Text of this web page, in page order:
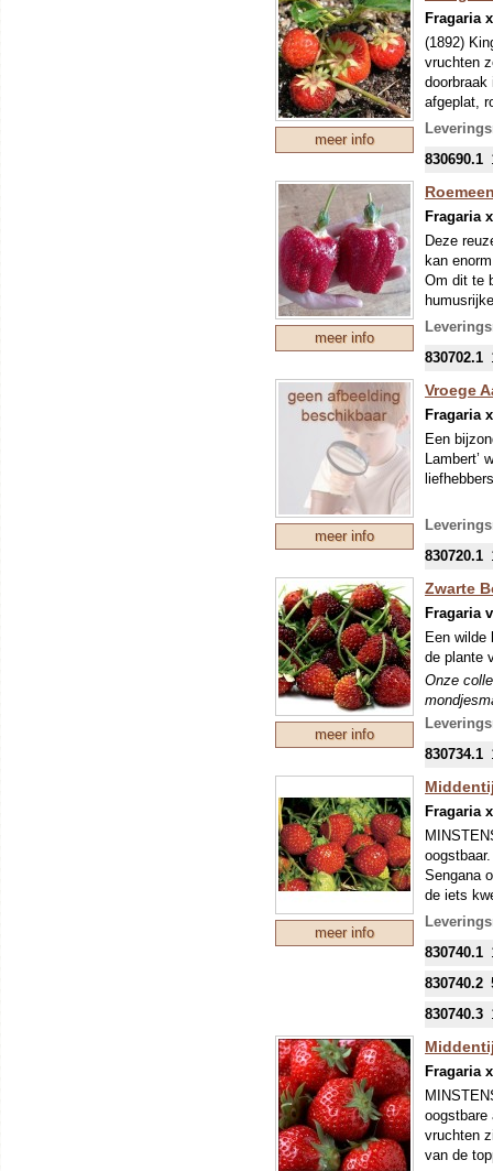
meer info
Fragaria
(1892)
vruchten
afgeplat,
nieuwe
mei
eventuele
830690.1
meer info
Fragaria
Deze
kan
Om dit te
nooit
deze
weg om
Onze
nieuwe
mei
eventuele
830702.1
meer info
Vroege
Fragaria
Een
Lambert’
De
zoete en
Onze
nieuwe
mei
eventuele
830720.1
meer info
Zwarte
Fragaria
Een wilde
de plante
Onze
nieuwe
eventuele
830734.1
meer info
Fragaria
Sengana
de iets
met veel
groot. De
Dat geeft
geplukt
geplukt,
Ook
plastic of
Onze
nieuwe
830740.1
830740.2
830740.3
Fragaria
oogstbare
vruchten
van de